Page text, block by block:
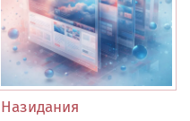
Назидания